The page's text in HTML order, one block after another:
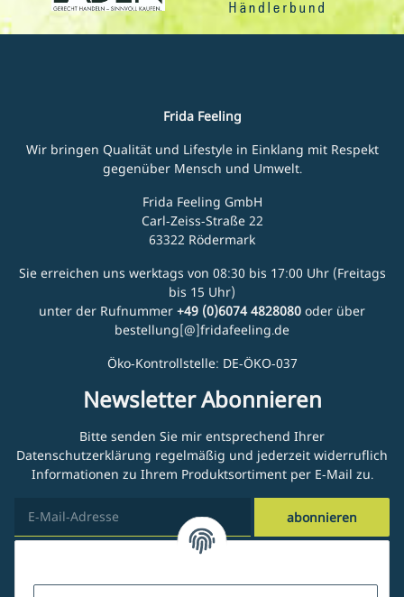
Frida Feeling
Wir bringen Qualität und Lifestyle in Einklang mit Respekt
gegenüber Mensch und Umwelt.
Frida Feeling GmbH
Carl-Zeiss-Straße 22
63322 Rödermark
Sie erreichen uns werktags von 08:30 bis 17:00 Uhr (Freitags
bis 15 Uhr)
unter der Rufnummer +49 (0)6074 4828080 oder über
bestellung[@]fridafeeling.de
Öko-Kontrollstelle: DE-ÖKO-037
Newsletter Abonnieren
Bitte senden Sie mir entsprechend Ihrer
Datenschutzerklärung regelmäßig und jederzeit widerruflich
Informationen zu Ihrem Produktsortiment per E-Mail zu.
abonnieren